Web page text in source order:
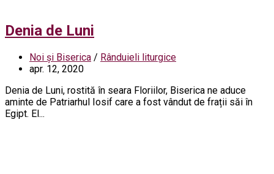
Denia de Luni
Noi și Biserica / Rânduieli liturgice
apr. 12, 2020
Denia de Luni, rostită în seara Floriilor, Biserica ne aduce
aminte de Patriarhul Iosif care a fost vândut de frații săi în
Egipt. El...